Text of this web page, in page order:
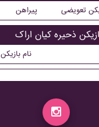
پیراهن تعویضی
ذحیره کيان اراک
نام بازیکن